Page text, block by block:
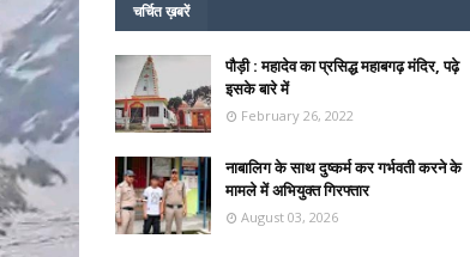
चर्चित ख़बरें
पौड़ी : महादेव का प्रसिद्ध महाबगढ़ मंदिर, पढ़े
इसके बारे में
February 26, 2022
नाबालिग के साथ दुष्कर्म कर गर्भवती करने के
मामले में अभियुक्त गिरफ्तार
August 03, 2026